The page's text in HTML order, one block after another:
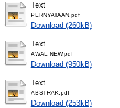
Text
PERNYATAAN.pdf
Download (260kB)
Text
AWAL NEW.pdf
Download (950kB)
Text
ABSTRAK.pdf
Download (253kB)